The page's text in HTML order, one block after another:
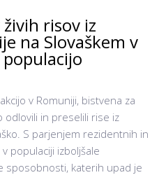
risov iz
na Slovaškem v
populacijo
v Romuniji, bistvena za
odlovili in preselili rise iz
S parjenjem rezidentnih in
populaciji izboljšale
sposobnosti, katerih upad je